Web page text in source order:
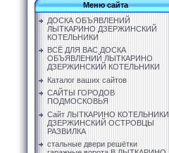
Меню сайта
ДОСКА ОБЪЯВЛЕНИЙ
ЛЫТКАРИНО ДЗЕРЖИНСКИЙ
КОТЕЛЬНИКИ
ВСЁ ДЛЯ ВАС ДОСКА
ОБЪЯВЛЕНИЙ ЛЫТКАРИНО
ДЗЕРЖИНСКИЙ КОТЕЛЬНИКИ
Каталог ваших сайтов
САЙТЫ ГОРОДОВ
ПОДМОСКОВЬЯ
Сайт ЛЫТКАРИНО КОТЕЛЬНИКИ
ДЗЕРЖИНСКИЙ ОСТРОВЦЫ
РАЗВИЛКА
стальные двери решётки